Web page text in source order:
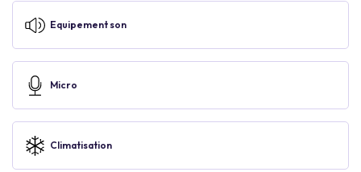
Equipement son
Micro
Climatisation